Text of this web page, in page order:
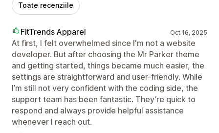
Toate recenziile
FitTrends Apparel Oct 16, 2025
At first, I felt overwhelmed since I'm not a website
developer. But after choosing the Mr Parker theme
and getting started, things became much easier, the
settings are straightforward and user-friendly. While
I’m still not very confident with the coding side, the
support team has been fantastic. They’re quick to
respond and always provide helpful assistance
whenever I reach out.